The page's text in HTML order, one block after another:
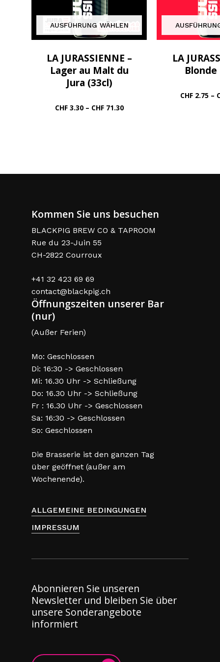
AUSFÜHRUNG WÄHLEN
LA JURASSIENNE –
Lager au Malt du
Jura (33cl)
CHF3.30 – CHF71.30Preisspanne:
LA
Blonde
CHF2.75 –
Kommen Sie uns besuchen
BLACKPIG BREW CO & TAPROOM
Rue du 23-Juin 55
CH-2822 Courroux
+41 32 423 69 69
contact@blackpig.ch
Öffnungszeiten unserer Bar
(nur)
(Außer Ferien)
Mo: Geschlossen
Di: 16:30 -> Geschlossen
Mi: 16.30 Uhr -> Schließung
Do: 16.30 Uhr -> Schließung
Fr : 16.30 Uhr -> Geschlossen
Sa: 16:30 -> Geschlossen
So: Geschlossen
Die Brasserie ist den ganzen Tag
über geöffnet (außer am
Wochenende).
ALLGEMEINE BEDINGUNGEN
IMPRESSUM
Abonnieren Sie unseren
Newsletter und bleiben Sie über
unsere Sonderangebote
informiert